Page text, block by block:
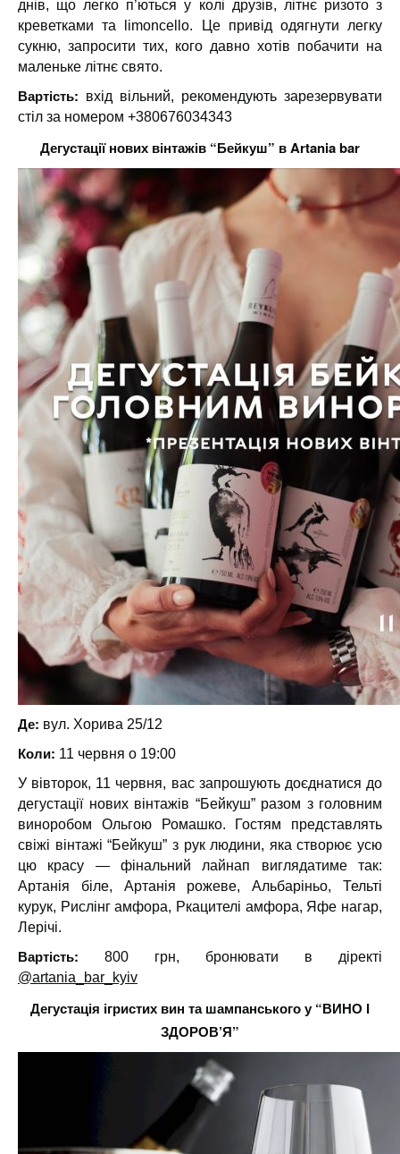
днів, що легко п’ються у колі друзів, літнє ризото з
креветками та limoncello. Це привід одягнути легку
сукню, запросити тих, кого давно хотів побачити на
маленьке літнє свято.
Вартість: вхід вільний, рекомендують зарезервувати
стіл за номером +380676034343
Дегустації нових вінтажів “Бейкуш” в Artania bar
Де: вул. Хорива 25/12
Коли: 11 червня о 19:00
У вівторок, 11 червня, вас запрошують доєднатися до
дегустації нових вінтажів “Бейкуш” разом з головним
виноробом Ольгою Ромашко. Гостям представлять
свіжі вінтажі “Бейкуш” з рук людини, яка створює усю
цю красу — фінальний лайнап виглядатиме так:
Артанія біле, Артанія рожеве, Альбаріньо, Тельті
курук, Рислінг амфора, Ркацителі амфора, Яфе нагар,
Лерічі.
Вартість:
800 грн, бронювати в діректі
@artania_bar_kyiv
Дегустація ігристих вин та шампанського у “ВИНО І
ЗДОРОВ’Я”